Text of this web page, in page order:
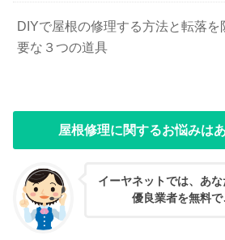
DIYで屋根の修理する方法と転落
要な３つの道具
屋根修理に関するお悩みは
イーヤネットでは、あ
優良業者を無料で